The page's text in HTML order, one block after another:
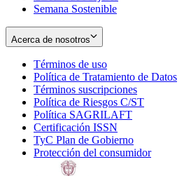
Semana Sostenible
Acerca de nosotros
Términos de uso
in
new
window
Política de Tratamiento de Datos
Términos suscripciones
in
Política de Riesgos C/ST
Política SAGRILAFT
new
window
Certificación ISSN
in
new
TyC Plan de Gobierno
in
Protección del consumidorOpens